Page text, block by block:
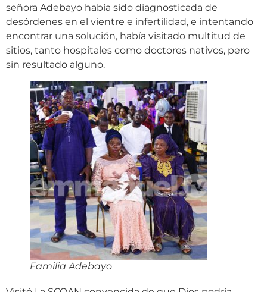
señora Adebayo había sido diagnosticada de
desórdenes en el vientre e infertilidad, e intentando
encontrar una solución, había visitado multitud de
sitios, tanto hospitales como doctores nativos, pero
sin resultado alguno.
Familia Adebayo